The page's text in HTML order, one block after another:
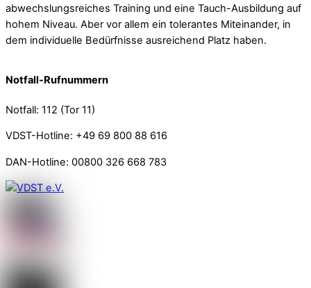
abwechslungsreiches Training und eine Tauch-Ausbildung auf
hohem Niveau. Aber vor allem ein tolerantes Miteinander, in
dem individuelle Bedürfnisse ausreichend Platz haben.
Notfall-Rufnummern
Notfall: 112 (Tor 11)
VDST-Hotline: +49 69 800 88 616
DAN-Hotline: 00800 326 668 783